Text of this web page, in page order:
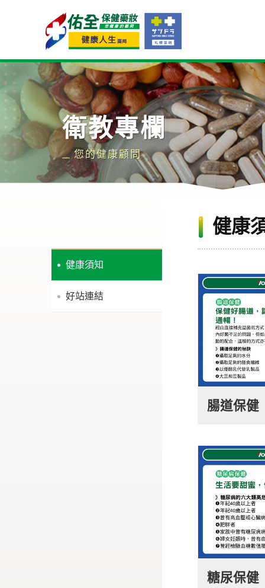
衛教專欄
您的健康顧問
健康須知
好站連結
健康
腸道保健
糖尿保健